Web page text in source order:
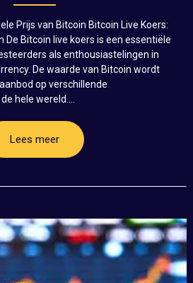
Prijs van Bitcoin Bitcoin Live Koers:
De Bitcoin live koers is een essentiële
als enthousiastelingen in
De waarde van Bitcoin wordt
op verschillende
hele wereld....
Lees meer